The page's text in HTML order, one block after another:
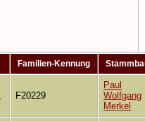
Familien-Kennung
F20229
Paul
Wolfgang
Merkel